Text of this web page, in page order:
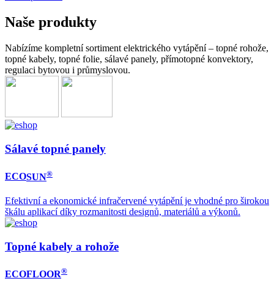
Naše produkty
Nabízíme kompletní sortiment elektrického vytápění – topné rohože,
topné kabely, topné folie, sálavé panely, přímotopné konvektory,
regulaci bytovou i průmyslovou.
Sálavé topné panely
ECOSUN®
Efektivní a ekonomické infračervené vytápění je vhodné pro širokou
škálu aplikací díky rozmanitosti designů, materiálů a výkonů.
Topné kabely a rohože
ECOFLOOR®